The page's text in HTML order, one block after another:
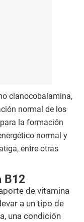
cianocobalamina,
normal de los
la formación
normal y
entre otras
B12
de vitamina
a un tipo de
una condición